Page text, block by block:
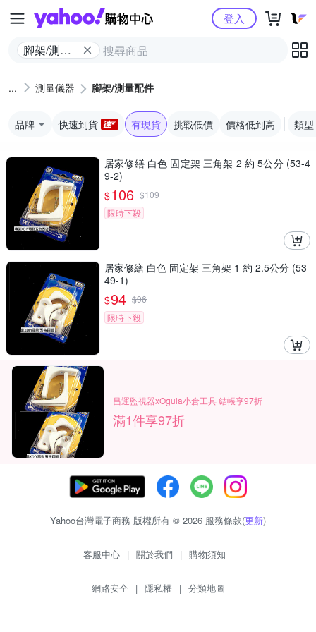
Yahoo購物中心
腳架/測量
登入
測量儀器 腳架/測量配件
品牌 快速到貨 有現貨 挑戰低價 價格低到高 類型
居家修繕 白色 固定架 三角架 2 約 5公分 (53-4
9-2)
$106 $109
限時下殺
居家修繕 白色 固定架 三角架 1 約 2.5公分 (53-
49-1)
$94 $96
限時下殺
昌運監視器xOgula小倉工具 結帳享97折
滿1件享97折
Yahoo台灣電子商務 版權所有 © 2026 服務條款(更新)
客服中心 | 關於我們 | 購物須知
網路安全 | 隱私權 | 分類地圖